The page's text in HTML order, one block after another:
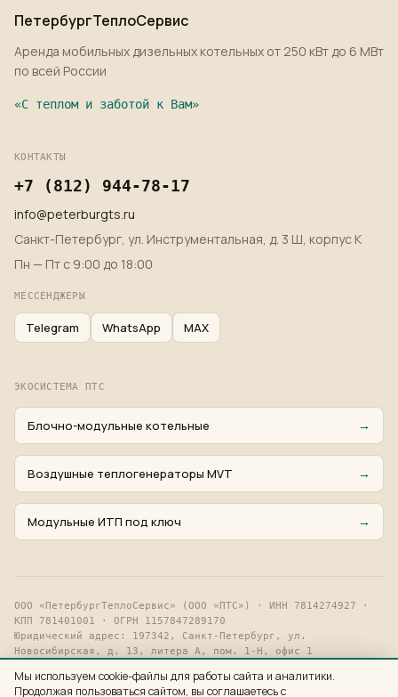
ПетербургТеплоСервис
Аренда мобильных дизельных котельных от 250 кВт до 6 МВт
по всей России
«С теплом и заботой к Вам»
КОНТАКТЫ
+7 (812) 944-78-17
info@peterburgts.ru
Санкт-Петербург, ул. Инструментальная, д. 3 Ш, корпус К
Пн — Пт с 9:00 до 18:00
МЕССЕНДЖЕРЫ
Telegram WhatsApp MAX
ЭКОСИСТЕМА ПТС
Блочно-модульные котельные →
Воздушные теплогенераторы MVT →
Модульные ИТП под ключ →
ООО «ПетербургТеплоСервис» (ООО «ПТС» ) · ИНН 7814274927 ·
КПП 781401001 · ОГРН 1157847289170
Юридический адрес: 197342, Санкт-Петербург, ул.
Новосибирская, д. 13, литера А, пом. 1-Н, офис 1
©2015–2026 ООО «ПетербургТеплоСервис» . Все права защищены.
Мы используем cookie-файлы для работы сайта и аналитики.
Продолжая пользоваться сайтом, вы соглашаетесь с